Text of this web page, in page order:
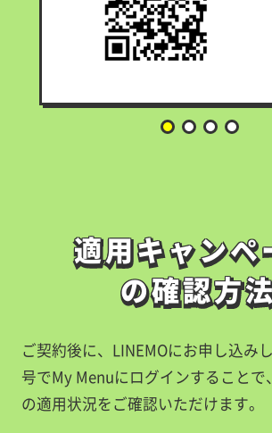
適用キャンペ
の確認方
適用キャンペ
の確認方
ご契約後に、LINEMOにお申し込み
号でMy Menuにログインすることで
の適用状況をご確認いただけます。